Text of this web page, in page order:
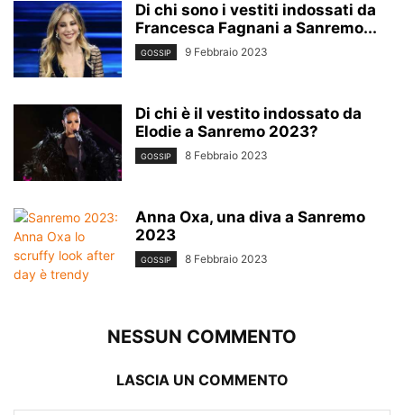
Di chi sono i vestiti indossati da
Francesca Fagnani a Sanremo...
GOSSIP 9 Febbraio 2023
Di chi è il vestito indossato da
Elodie a Sanremo 2023?
GOSSIP 8 Febbraio 2023
Anna Oxa, una diva a Sanremo
2023
GOSSIP 8 Febbraio 2023
NESSUN COMMENTO
LASCIA UN COMMENTO